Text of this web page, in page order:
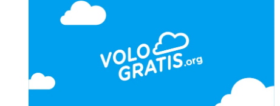
Skysklide di Los Angeles. Uno scivolo in vetro trasparente
installato tra il settantesimo e il sessantanovesimo piano del
grattacielo più alto della città (quello [']